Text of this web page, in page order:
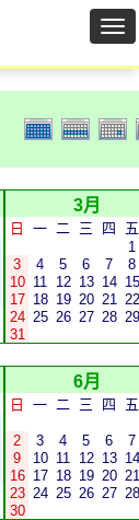
3月
日 一 二 三 四
五
1
3
4 5 6 7
8
10 11 12 13 14 15
17 18 19 20 21 22
24 25 26 27 28 29
31
6月
日 一 二 三 四 五
2 3 4 5 6
7
9
10 11 12 13 14
16 17 18 19 20 21
23 24 25 26 27 28
30